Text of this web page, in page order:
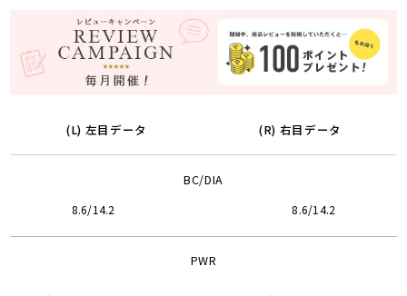
(L) 左目データ (R) 右目データ
BC/DIA
8.6/14.2 8.6/14.2
PWR